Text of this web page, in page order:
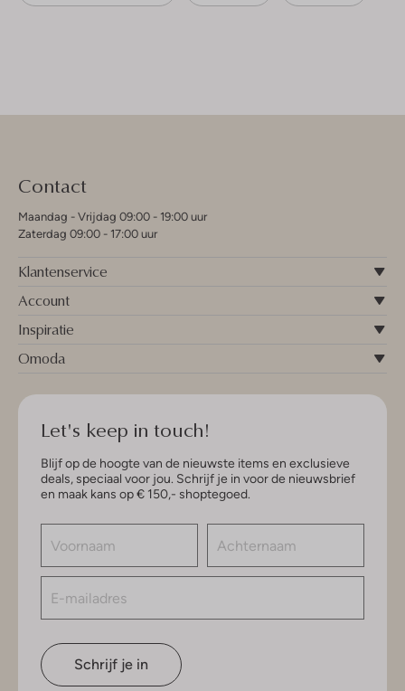
Contact
Maandag - Vrijdag 09:00 - 19:00 uur
Zaterdag 09:00 - 17:00 uur
Klantenservice
Account
Inspiratie
Omoda
Let's keep in touch!
Blijf op de hoogte van de nieuwste items en exclusieve
deals, speciaal voor jou. Schrijf je in voor de nieuwsbrief
en maak kans op € 150,- shoptegoed.
Schrijf je in